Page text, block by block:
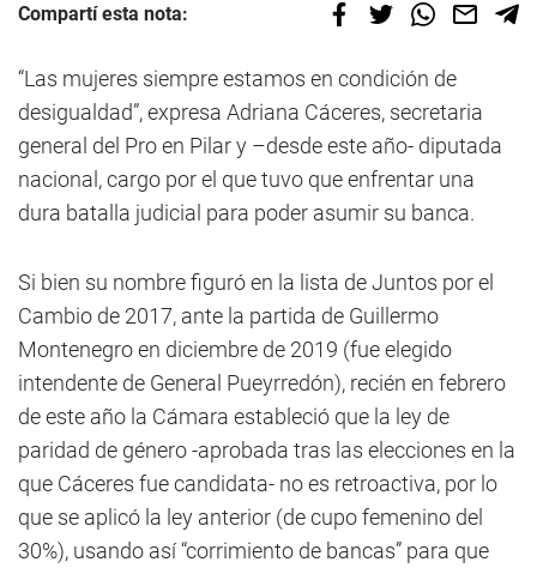
Compartí esta nota:
“Las mujeres siempre estamos en condición de
desigualdad”, expresa Adriana Cáceres, secretaria
general del Pro en Pilar y –desde este año- diputada
nacional, cargo por el que tuvo que enfrentar una
dura batalla judicial para poder asumir su banca.
Si bien su nombre figuró en la lista de Juntos por el
Cambio de 2017, ante la partida de Guillermo
Montenegro en diciembre de 2019 (fue elegido
intendente de General Pueyrredón), recién en febrero
de este año la Cámara estableció que la ley de
paridad de género -aprobada tras las elecciones en la
que Cáceres fue candidata- no es retroactiva, por lo
que se aplicó la ley anterior (de cupo femenino del
30%), usando así “corrimiento de bancas” para que